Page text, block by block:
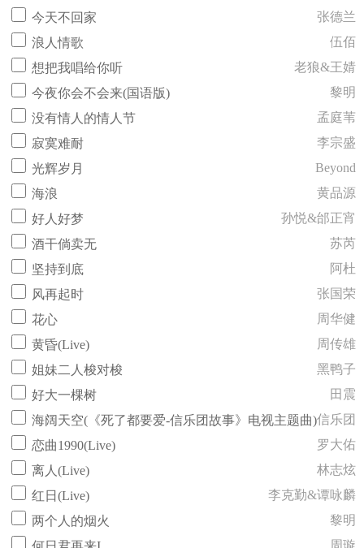
今天不回家
张德兰
浪人情歌
伍佰
想把我唱给你听
老狼&王婧
今夜你会不会来(国语版)
黎明
没有情人的情人节
孟庭苇
寂寞难耐
李宗盛
光辉岁月
Beyond
海浪
黄品源
好人好梦
孙悦&邰正宵
酒干倘卖无
苏芮
坚持到底
阿杜
风再起时
张国荣
花心
周华健
黄昏(Live)
周传雄
姐妹二人梭对梭
黑鸭子
好大一棵树
田震
海阔天空(《死了都要爱-信乐团故事》电视主题曲)信乐团
恋曲1990(Live)
罗大佑
离人(Live)
林志炫
红日(Live)
李克勤&谭咏麟
两个人的烟火
黎明
周璇